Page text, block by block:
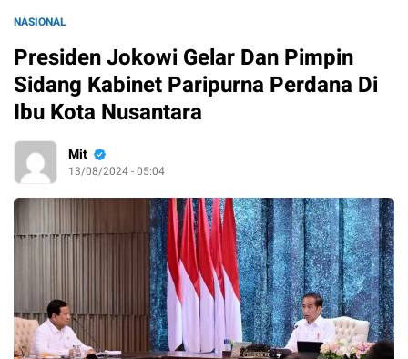
NASIONAL
Presiden Jokowi Gelar Dan Pimpin
Sidang Kabinet Paripurna Perdana Di
Ibu Kota Nusantara
Mit
13/08/2024 - 05:04